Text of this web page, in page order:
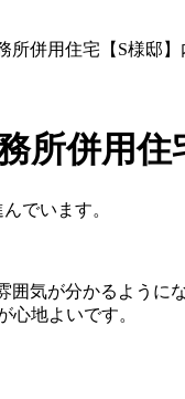
併用住宅【S様邸】
併用住
でいます。
気が分かるように
心地よいです。